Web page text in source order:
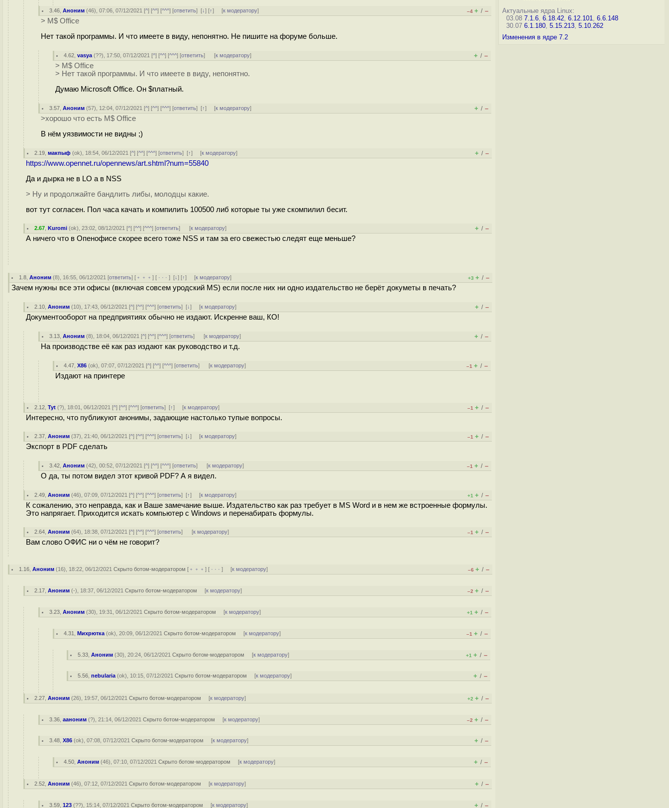
3.46 ,Аноним (46), 07:06, 07/12/2021 [^] [^^] [^^^] [ответить][↓] [↑] [к модератору] –4 + / –
> M$ Office
Нет такой программы. И что имеете в виду, непонятно. Не пишите на форуме больше.
4.62 ,vasya (??), 17:50, 07/12/2021 [^] [^^] [^^^] [ответить] [к модератору] + / –
> M$ Office
> Нет такой программы. И что имеете в виду, непонятно.
Думаю Microsoft Office. Он $платный.
3.57 ,Аноним (57), 12:04, 07/12/2021 [^] [^^] [^^^] [ответить][↑] [к модератору] + / –
>хорошо что есть M$ Office
В нём уязвимости не видны ;)
2.19 ,макпыф (ok), 18:54, 06/12/2021 [^] [^^] [^^^] [ответить][↑] [к модератору] + / –
https://www.opennet.ru/opennews/art.shtml?num=55840
Да и дырка не в LO а в NSS
> Ну и продолжайте бандлить либы, молодцы какие.
вот тут согласен. Пол часа качать и компилить 100500 либ которые ты уже скомпилил бесит.
2.67 ,Kuromi (ok), 23:02, 08/12/2021 [^] [^^] [^^^] [ответить] [к модератору] + / –
А ничего что в Опенофисе скорее всего тоже NSS и там за его свежестью следят еще меньше?
1.8 ,Аноним (8), 16:55, 06/12/2021 [ответить] [ ﹢﹢﹢] [ · · ·][↓] [↑] [к модератору] +3 + / –
Зачем нужны все эти офисы (включая совсем уродский MS) если после них ни одно издательство не берёт докуметы в печать?
2.10 ,Аноним (10), 17:43, 06/12/2021 [^] [^^] [^^^] [ответить][↓] [к модератору] + / –
Документооборот на предприятиях обычно не издают. Искренне ваш, КО!
3.13 ,Аноним (8), 18:04, 06/12/2021 [^] [^^] [^^^] [ответить] [к модератору] + / –
На производстве её как раз издают как руководство и т.д.
4.47 ,X86 (ok), 07:07, 07/12/2021 [^] [^^] [^^^] [ответить] [к модератору] –1 + / –
Издают на принтере
2.12 ,Tyt (?), 18:01, 06/12/2021 [^] [^^] [^^^] [ответить][↑] [к модератору] –1 + / –
Интересно, что публикуют анонимы, задающие настолько тупые вопросы.
2.37 ,Аноним (37), 21:40, 06/12/2021 [^] [^^] [^^^] [ответить][↓] [к модератору] –1 + / –
Экспорт в PDF сделать
3.42 ,Аноним (42), 00:52, 07/12/2021 [^] [^^] [^^^] [ответить] [к модератору] –1 + / –
О да, ты потом видел этот кривой PDF? А я видел.
2.49 ,Аноним (46), 07:09, 07/12/2021 [^] [^^] [^^^] [ответить][↑] [к модератору] +1 + / –
К сожалению, это неправда, как и Ваше замечание выше. Издательство как раз требует в MS Word и в нем же встроенные формулы.
Это напрягает. Приходится искать компьютер с Windows и перенабирать формулы.
2.64 ,Аноним (64), 18:38, 07/12/2021 [^] [^^] [^^^] [ответить] [к модератору] –1 + / –
Вам слово ОФИС ни о чём не говорит?
1.16 ,Аноним (16), 18:22, 06/12/2021Скрыто ботом-модератором [ ﹢﹢﹢] [ · · ·] [к модератору] –6 + / –
2.17 ,Аноним (-), 18:37, 06/12/2021Скрыто ботом-модератором [к модератору] –2 + / –
3.23 ,Аноним (30), 19:31, 06/12/2021Скрыто ботом-модератором [к модератору] +1 + / –
4.31 ,Михрютка (ok), 20:09, 06/12/2021Скрыто ботом-модератором [к модератору] –1 + / –
5.33 ,Аноним (30), 20:24, 06/12/2021Скрыто ботом-модератором [к модератору] +1 + / –
5.56 ,nebularia (ok), 10:15, 07/12/2021Скрыто ботом-модератором [к модератору] + / –
2.27 ,Аноним (26), 19:57, 06/12/2021Скрыто ботом-модератором [к модератору] +2 + / –
3.36 ,ааноним (?), 21:14, 06/12/2021Скрыто ботом-модератором [к модератору] –2 + / –
3.48 ,X86 (ok), 07:08, 07/12/2021Скрыто ботом-модератором [к модератору] + / –
4.50 ,Аноним (46), 07:10, 07/12/2021Скрыто ботом-модератором [к модератору] + / –
2.52 ,Аноним (46), 07:12, 07/12/2021Скрыто ботом-модератором [к модератору] + / –
3.59 ,123 (??), 15:14, 07/12/2021Скрыто ботом-модератором [к модератору] + / –
Актуальные ядра Linux:
03.08 7.1.6, 6.18.42, 6.12.101, 6.6.148
30.07 6.1.180, 5.15.213, 5.10.262
Изменения в ядре 7.2